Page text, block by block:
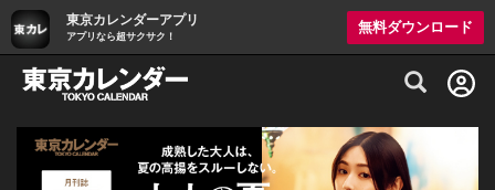
東京カレンダーアプリ
アプリなら超サクサク！
無料ダウンロード
グルメ情報・プレミアムレストラン予約